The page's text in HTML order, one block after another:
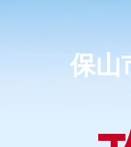
保山